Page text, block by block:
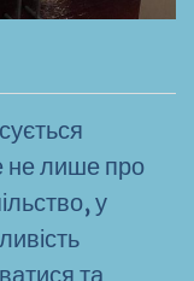
не лише про
у
та